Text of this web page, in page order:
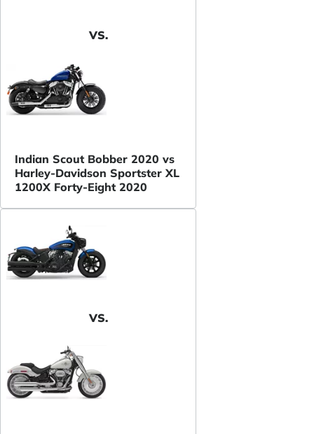
VS.
Indian Scout Bobber 2020 vs
Harley-Davidson Sportster XL
1200X Forty-Eight 2020
VS.